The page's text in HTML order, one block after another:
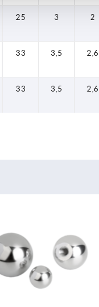
25 3 2
33 3,5 2,6
33 3,5 2,6